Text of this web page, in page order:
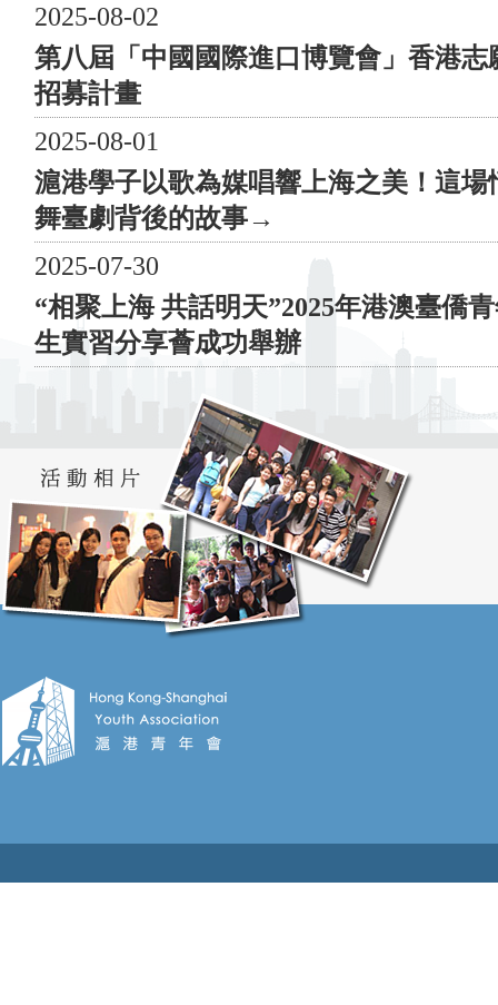
僑委員會、中央人民政府駐香港特別行政區聯絡辦公室青
位： 香港特別行政區駐上海經濟貿易辦事處、香港貿易
發展局、香港旅遊發展局 主辦單位： 滬港青年會、東
經濟發展協會、上海香港聯會、上海市香港商會、紫菁少
青發展中心、香港挪亞方舟、Rainbow Foundation、香港
基督少年軍 贊助單位： 東亞銀行、張氏集團、泰寧學
建、沙鋼集團 “滬港慈善健步行——獻禮二十大，共慶
回歸二十五”參與隊伍 香港特別行政區駐上海經濟貿易
辦事處、上海市人民政府港澳事務辦公室、上海海外聯誼
會、上海市青年聯合會、上海市政協港澳臺僑委員會、香
港貿易發展局、香港旅遊發展局、上海市浦東新區海外聯
發展協會、上海海外聯誼會青年委員會、上海香港聯會、
上海僑聯青年總會、滬港專業人士聯會、滬港青年會、滬
港同學會、上海市香港商會、東亞銀行、紫菁少青發展中
心、泰寧學建、張氏控股、英美華人企業協會、MISS
HK、香港上海普陀聯會、紫荊谷、香港大學上海校友
會、香港基督少年軍、香港挪亞方舟、Rainbow
Foundation（排名不分先後）
2025-08-02
第八屆「中國國際進口博覽會」香港志
招募計畫
2025-08-01
滬港學子以歌為媒唱響上海之美！這場
舞臺劇背後的故事→
2025-07-30
“相聚上海 共話明天”2025年港澳臺僑
生實習分享薈成功舉辦